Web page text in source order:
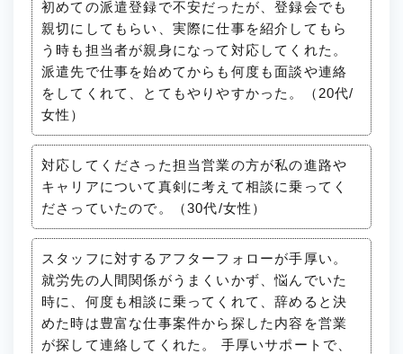
初めての派遣登録で不安だったが、登録会でも
親切にしてもらい、実際に仕事を紹介してもら
う時も担当者が親身になって対応してくれた。
派遣先で仕事を始めてからも何度も面談や連絡
をしてくれて、とてもやりやすかった。（20代/
女性）
対応してくださった担当営業の方が私の進路や
キャリアについて真剣に考えて相談に乗ってく
ださっていたので。（30代/女性）
スタッフに対するアフターフォローが手厚い。
就労先の人間関係がうまくいかず、悩んでいた
時に、何度も相談に乗ってくれて、辞めると決
めた時は豊富な仕事案件から探した内容を営業
が探して連絡してくれた。 手厚いサポートで、